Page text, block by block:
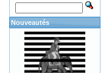
Nouveautés